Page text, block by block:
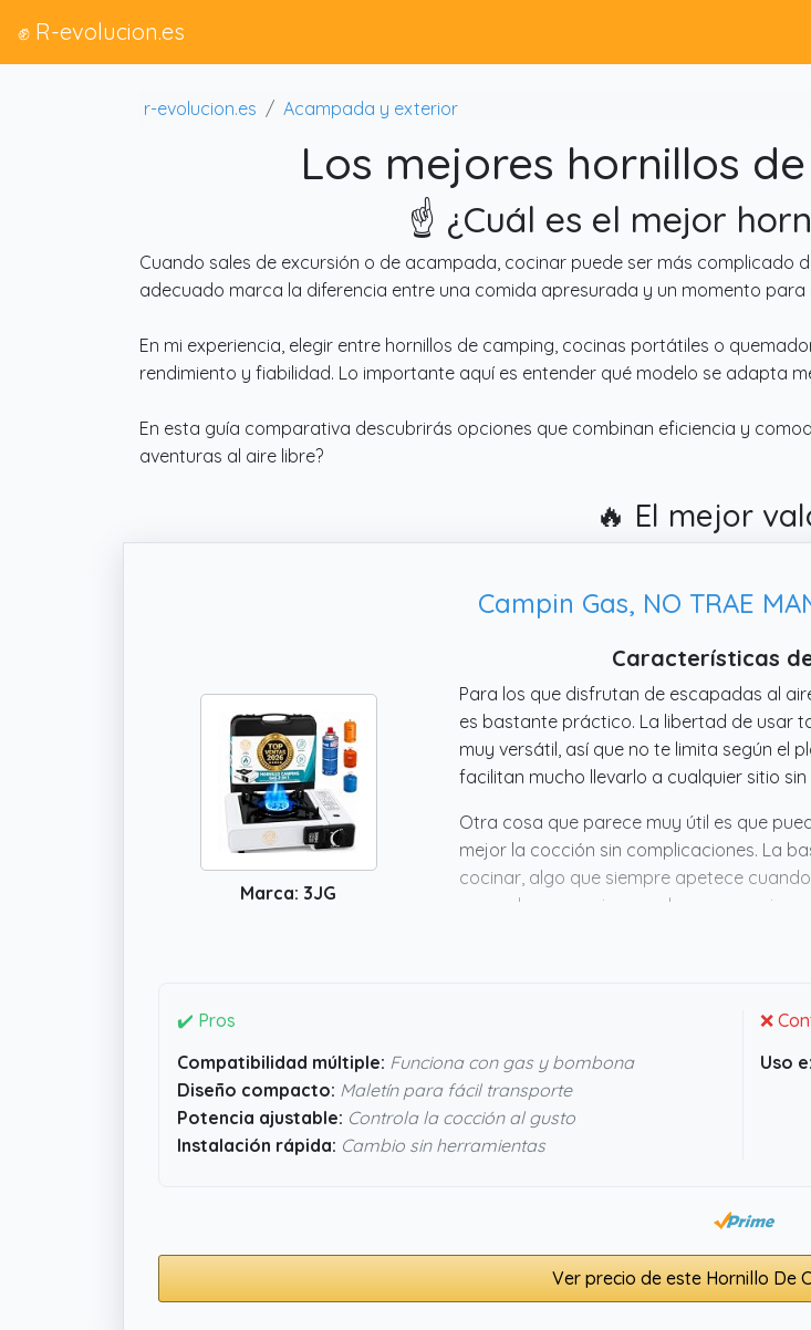
✊ R-evolucion.es
r-evolucion.es Acampada y exterior
Los mejores hornillos
☝️ ¿Cuál es el mejor
Cuando sales de excursión o de acampada, cocinar puede ser más complicado
adecuado marca la diferencia entre una comida apresurada y un momento para
En mi experiencia, elegir entre hornillos de camping, cocinas portátiles o
rendimiento y fiabilidad. Lo importante aquí es entender qué modelo se adapta
En esta guía comparativa descubrirás opciones que combinan eficiencia y
aventuras al aire libre?
🔥 El mejor
Campin Gas, NO TRAE
Marca: 3JG
Características
Para los que disfrutan de escapadas al
es bastante práctico. La libertad de usar
muy versátil, así que no te limita según el
facilitan mucho llevarlo a cualquier sitio
Otra cosa que parece muy útil es que
mejor la cocción sin complicaciones. La
cocinar, algo que siempre apetece
pensado para quienes valoran un equipo
✔️ Pros
Compatibilidad múltiple: Funciona con gas y bombona
Diseño compacto: Maletín para fácil transporte
Potencia ajustable: Controla la cocción al gusto
Instalación rápida: Cambio sin herramientas
❌
Uso
Ver precio de este Hornillo De